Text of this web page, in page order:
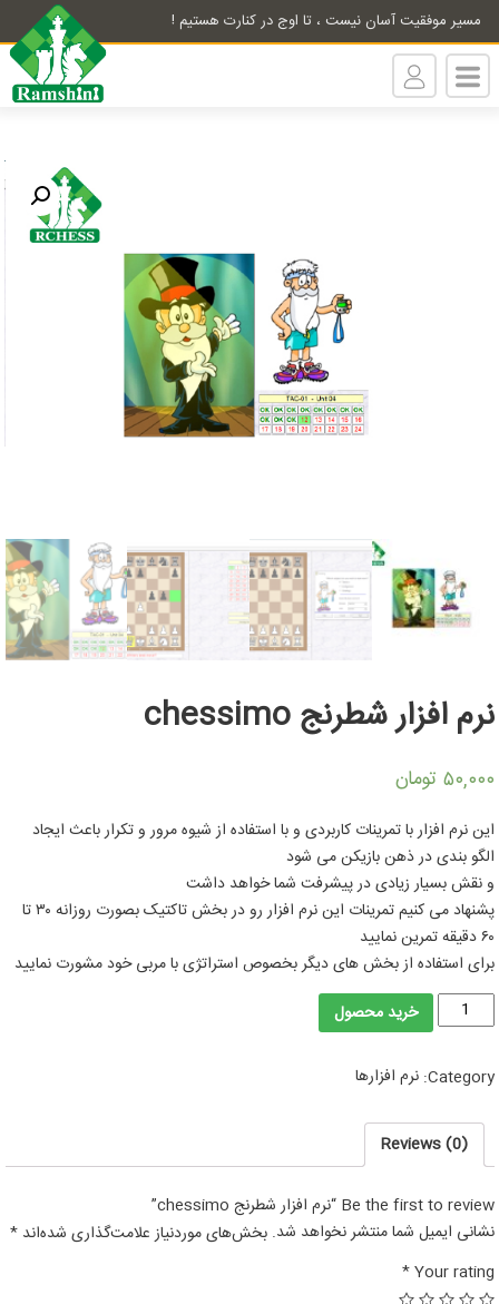
مسیر موفقیت آسان نیست ، تا اوج در کنارت هستیم !
نرم افزار شطرنج chessimo
۵۰,۰۰۰ تومان
این نرم افزار با تمرینات کاربردی و با استفاده از شیوه مرور و تکرار باعث ایجاد
الگو بندی در ذهن بازیکن می شود
و نقش بسیار زیادی در پیشرفت شما خواهد داشت
پشنهاد می کنیم تمرینات این نرم افزار رو در بخش تاکتیک بصورت روزانه ۳۰ تا
۶۰ دقیقه تمرین نمایید
برای استفاده از بخش های دیگر بخصوص استراتژی با مربی خود مشورت نمایید
افزار
chessimo
خرید محصول
Category: نرم افزارها
Reviews (0)
Be the first to review “نرم افزار شطرنج chessimo”
نشانی ایمیل شما منتشر نخواهد شد. بخش‌های موردنیاز علامت‌گذاری شده‌اند*
Your rating
*